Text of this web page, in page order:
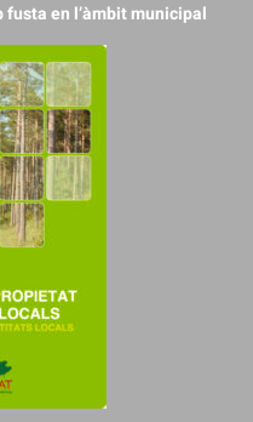
en l’àmbit municipal